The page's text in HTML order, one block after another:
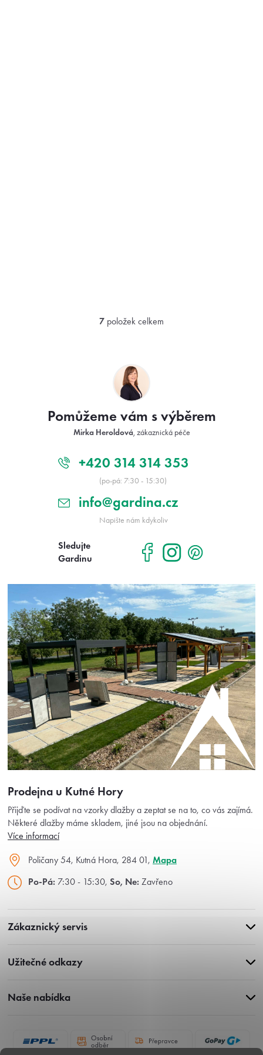
O
d
a
c
í
p
r
v
y
v
ý
i
s
7 položek celkem
Pomůžeme vám s výběrem
Mirka Heroldová, zákaznická péče
+420 314 314 353
(po-pá: 7:30 - 15:30)
info@gardina.cz
Napište nám kdykoliv
Sledujte
Gardinu
Zákaznický servis
Užitečné odkazy
Naše nabídka
Prodejna u Kutné Hory
Přijďte se podívat na vzorky dlažby a zeptat se na to, co vás zajímá.
Některé dlažby máme skladem, jiné jsou na objednání.
Více informací
Poličany 54, Kutná Hora, 284 01, Mapa
Po-Pá: 7:30 - 15:30, So, Ne: Zavřeno